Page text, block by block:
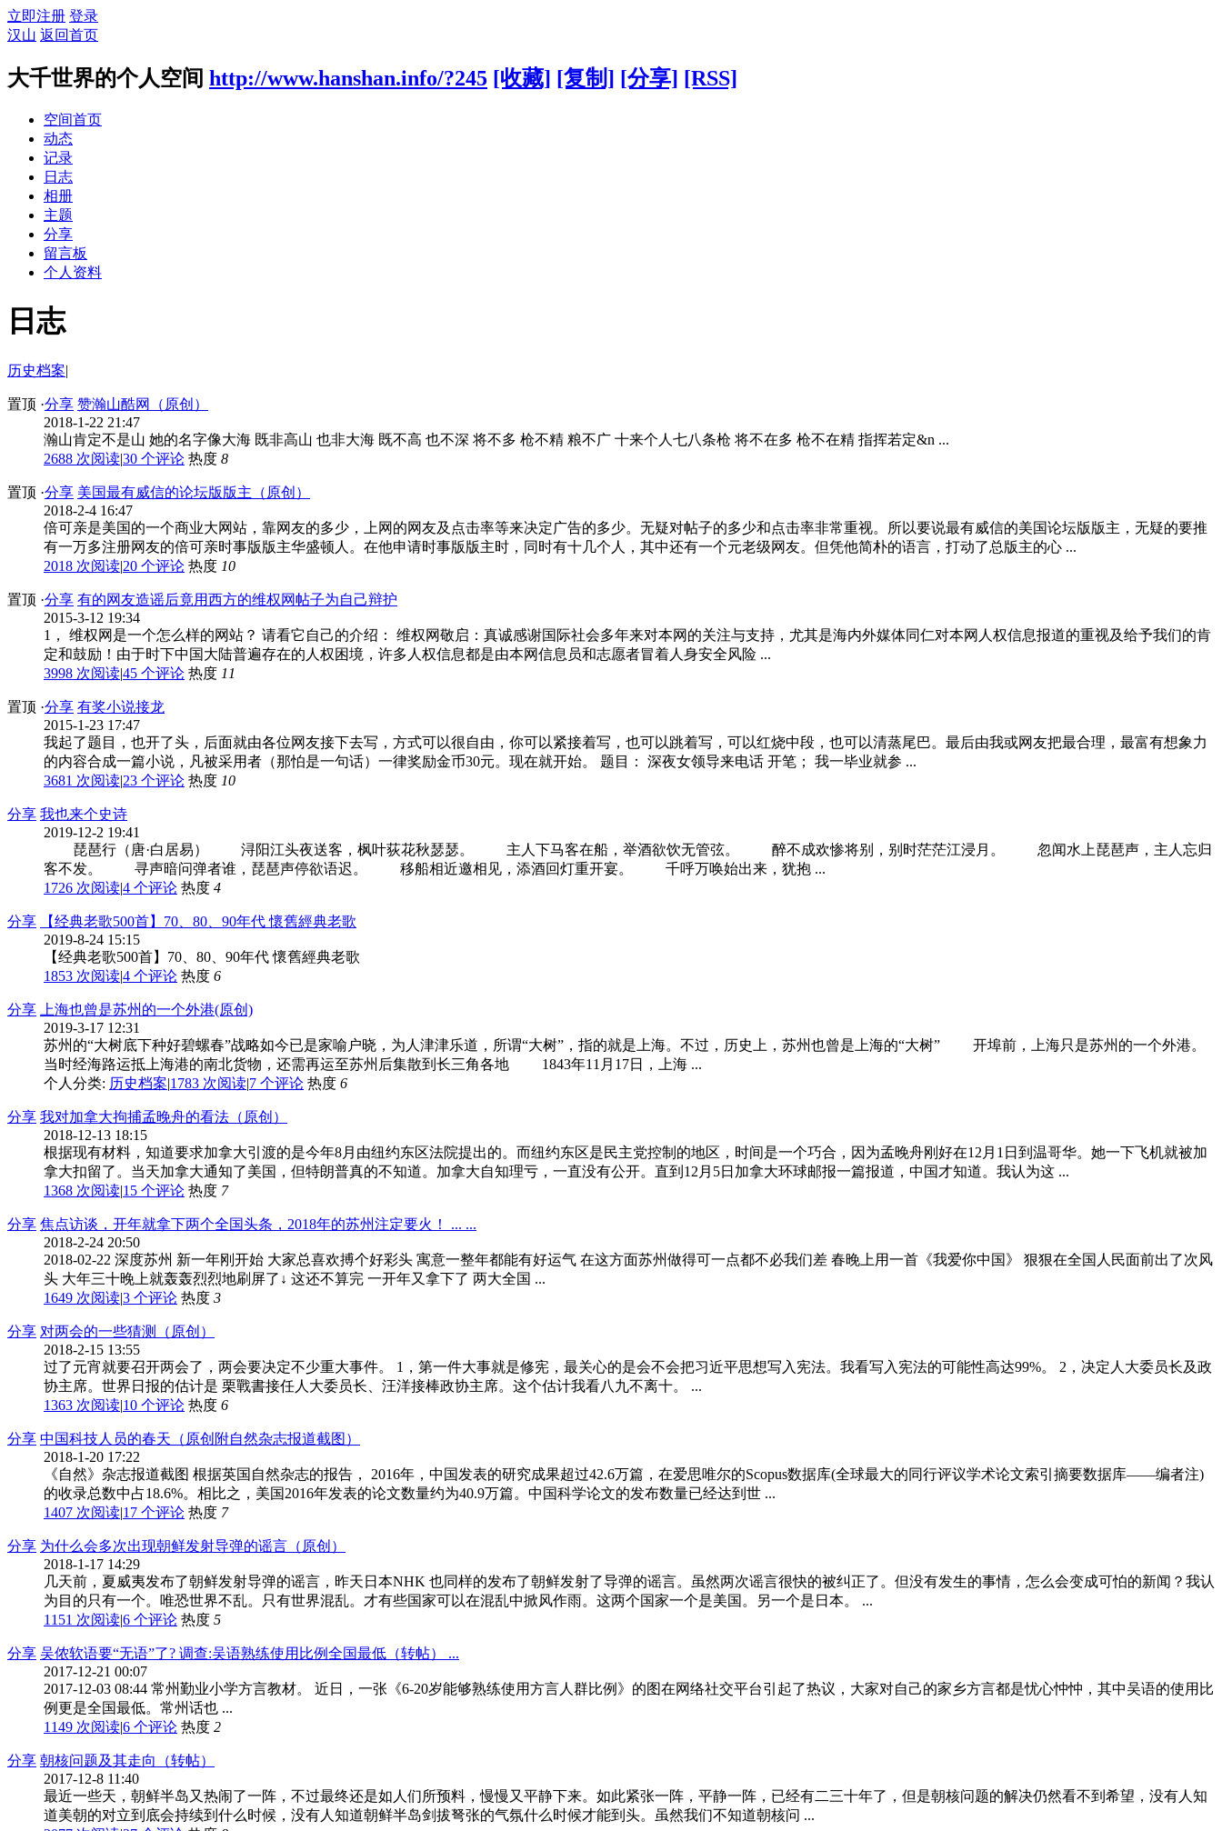
立即注册 登录
汉山 返回首页
大千世界的个人空间 http://www.hanshan.info/?245 [收藏] [复制] [分享] [RSS]
空间首页
动态
记录
日志
相册
主题
分享
留言板
个人资料
日志
历史档案|
置顶 ·分享 赞瀚山酷网（原创）
2018-1-22 21:47
瀚山肯定不是山 她的名字像大海 既非高山 也非大海 既不高 也不深 将不多 枪不精 粮不广 十来个人七八条枪 将不在多 枪不在精 指挥若定&n ...
2688 次阅读|30 个评论 热度 8
置顶 ·分享 美国最有威信的论坛版版主（原创）
2018-2-4 16:47
倍可亲是美国的一个商业大网站，靠网友的多少，上网的网友及点击率等来决定广告的多少。无疑对帖子的多少和点击率非常重视。所以要说最有威信的美国论坛版版主，无疑的要推
有一万多注册网友的倍可亲时事版版主华盛顿人。在他申请时事版版主时，同时有十几个人，其中还有一个元老级网友。但凭他简朴的语言，打动了总版主的心 ...
2018 次阅读|20 个评论 热度 10
置顶 ·分享 有的网友造谣后竟用西方的维权网帖子为自己辩护
2015-3-12 19:34
1， 维权网是一个怎么样的网站？ 请看它自己的介绍： 维权网敬启：真诚感谢国际社会多年来对本网的关注与支持，尤其是海内外媒体同仁对本网人权信息报道的重视及给予我们的肯
定和鼓励！由于时下中国大陆普遍存在的人权困境，许多人权信息都是由本网信息员和志愿者冒着人身安全风险 ...
3998 次阅读|45 个评论 热度 11
置顶 ·分享 有奖小说接龙
2015-1-23 17:47
我起了题目，也开了头，后面就由各位网友接下去写，方式可以很自由，你可以紧接着写，也可以跳着写，可以红烧中段，也可以清蒸尾巴。最后由我或网友把最合理，最富有想象力
的内容合成一篇小说，凡被采用者（那怕是一句话）一律奖励金币30元。现在就开始。 题目： 深夜女领导来电话 开笔； 我一毕业就参 ...
3681 次阅读|23 个评论 热度 10
分享 我也来个史诗
2019-12-2 19:41
琵琶行（唐·白居易） 浔阳江头夜送客，枫叶荻花秋瑟瑟。 主人下马客在船，举酒欲饮无管弦。 醉不成欢惨将别，别时茫茫江浸月。 忽闻水上琵琶声，主人忘归
客不发。 寻声暗问弹者谁，琵琶声停欲语迟。 移船相近邀相见，添酒回灯重开宴。 千呼万唤始出来，犹抱 ...
1726 次阅读|4 个评论 热度 4
分享
【经典老歌500首】70、80、90年代 懷舊經典老歌
2019-8-24 15:15
【经典老歌500首】70、80、90年代 懷舊經典老歌
1853 次阅读|4 个评论 热度 6
分享
上海也曾是苏州的一个外港(原创)
2019-3-17 12:31
苏州的“大树底下种好碧螺春”战略如今已是家喻户晓，为人津津乐道，所谓“大树”，指的就是上海。不过，历史上，苏州也曾是上海的“大树” 开埠前，上海只是苏州的一个外港。
当时经海路运抵上海港的南北货物，还需再运至苏州后集散到长三角各地 1843年11月17日，上海 ...
个人分类: 历史档案|1783 次阅读|7 个评论 热度 6
分享 我对加拿大拘捕孟晚舟的看法（原创）
2018-12-13 18:15
根据现有材料，知道要求加拿大引渡的是今年8月由纽约东区法院提出的。而纽约东区是民主党控制的地区，时间是一个巧合，因为孟晚舟刚好在12月1日到温哥华。她一下飞机就被加
拿大扣留了。当天加拿大通知了美国，但特朗普真的不知道。加拿大自知理亏，一直没有公开。直到12月5日加拿大环球邮报一篇报道，中国才知道。我认为这 ...
1368 次阅读|15 个评论 热度 7
分享 焦点访谈，开年就拿下两个全国头条，2018年的苏州注定要火！ ... ...
2018-2-24 20:50
2018-02-22 深度苏州 新一年刚开始 大家总喜欢搏个好彩头 寓意一整年都能有好运气 在这方面苏州做得可一点都不必我们差 春晚上用一首《我爱你中国》 狠狠在全国人民面前出了次风
头 大年三十晚上就轰轰烈烈地刷屏了↓ 这还不算完 一开年又拿下了 两大全国 ...
1649 次阅读|3 个评论 热度 3
分享 对两会的一些猜测（原创）
2018-2-15 13:55
过了元宵就要召开两会了，两会要决定不少重大事件。 1，第一件大事就是修宪，最关心的是会不会把习近平思想写入宪法。我看写入宪法的可能性高达99%。 2，决定人大委员长及政
协主席。世界日报的估计是 栗戰書接任人大委员长、汪洋接棒政协主席。这个估计我看八九不离十。 ...
1363 次阅读|10 个评论 热度 6
分享 中国科技人员的春天（原创附自然杂志报道截图）
2018-1-20 17:22
《自然》杂志报道截图 根据英国自然杂志的报告， 2016年，中国发表的研究成果超过42.6万篇，在爱思唯尔的Scopus数据库(全球最大的同行评议学术论文索引摘要数据库——编者注)
的收录总数中占18.6%。相比之，美国2016年发表的论文数量约为40.9万篇。中国科学论文的发布数量已经达到世 ...
1407 次阅读|17 个评论 热度 7
分享 为什么会多次出现朝鲜发射导弹的谣言（原创）
2018-1-17 14:29
几天前，夏威夷发布了朝鲜发射导弹的谣言，昨天日本NHK 也同样的发布了朝鲜发射了导弹的谣言。虽然两次谣言很快的被纠正了。但没有发生的事情，怎么会变成可怕的新闻？我认
为目的只有一个。唯恐世界不乱。只有世界混乱。才有些国家可以在混乱中掀风作雨。这两个国家一个是美国。另一个是日本。 ...
1151 次阅读|6 个评论 热度 5
分享 吴侬软语要“无语”了? 调查:吴语熟练使用比例全国最低（转帖） ...
2017-12-21 00:07
2017-12-03 08:44 常州勤业小学方言教材。 近日，一张《6-20岁能够熟练使用方言人群比例》的图在网络社交平台引起了热议，大家对自己的家乡方言都是忧心忡忡，其中吴语的使用比
例更是全国最低。常州话也 ...
1149 次阅读|6 个评论 热度 2
分享 朝核问题及其走向（转帖）
2017-12-8 11:40
最近一些天，朝鲜半岛又热闹了一阵，不过最终还是如人们所预料，慢慢又平静下来。如此紧张一阵，平静一阵，已经有二三十年了，但是朝核问题的解决仍然看不到希望，没有人知
道美朝的对立到底会持续到什么时候，没有人知道朝鲜半岛剑拔弩张的气氛什么时候才能到头。虽然我们不知道朝核问 ...